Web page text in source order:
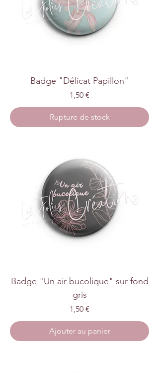
Badge "Délicat Papillon"
Prix
1,50 €
Rupture de stock
Badge "Un air bucolique" sur fond
gris
Prix
1,50 €
Ajouter au panier